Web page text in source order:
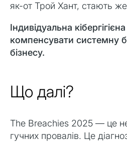
як-от Трой Хант, стають
Індивідуальна
компенсувати системну
бізнесу.
Що далі?
The Breachies 2025 — це
гучних провалів. Це